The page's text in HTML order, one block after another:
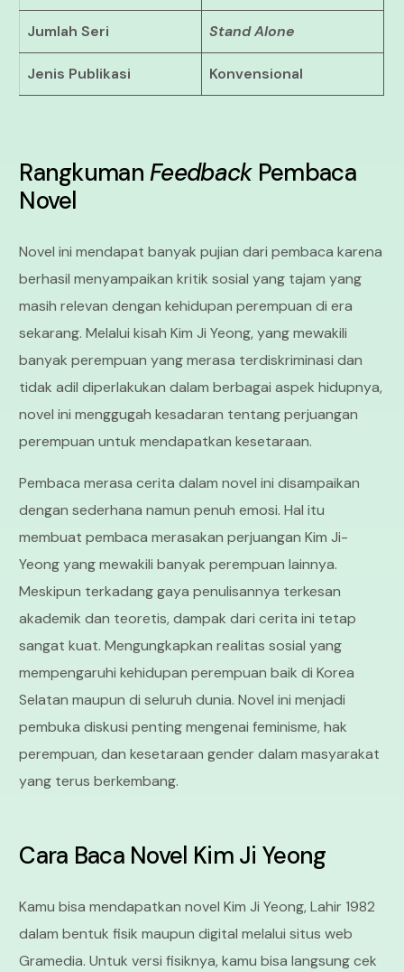
Jumlah Seri Stand Alone
Jenis Publikasi Konvensional
RangkumanFeedback Pembaca
Novel
Novel ini mendapat banyak pujian dari pembaca karena
berhasil menyampaikan kritik sosial yang tajam yang
masih relevan dengan kehidupan perempuan di era
sekarang. Melalui kisah Kim Ji Yeong, yang mewakili
banyak perempuan yang merasa terdiskriminasi dan
tidak adil diperlakukan dalam berbagai aspek hidupnya,
novel ini menggugah kesadaran tentang perjuangan
perempuan untuk mendapatkan kesetaraan.
Pembaca merasa cerita dalam novel ini disampaikan
dengan sederhana namun penuh emosi. Hal itu
membuat pembaca merasakan perjuangan Kim Ji-
Yeong yang mewakili banyak perempuan lainnya.
Meskipun terkadang gaya penulisannya terkesan
akademik dan teoretis, dampak dari cerita ini tetap
sangat kuat. Mengungkapkan realitas sosial yang
mempengaruhi kehidupan perempuan baik di Korea
Selatan maupun di seluruh dunia. Novel ini menjadi
pembuka diskusi penting mengenai feminisme, hak
perempuan, dan kesetaraan gender dalam masyarakat
yang terus berkembang.
Cara Baca Novel Kim Ji Yeong
Kamu bisa mendapatkan novel Kim Ji Yeong, Lahir 1982
dalam bentuk fisik maupun digital melalui situs web
Gramedia. Untuk versi fisiknya, kamu bisa langsung cek